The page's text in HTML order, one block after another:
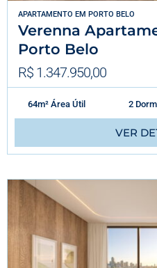
APARTAMENTO EM PORTO BELO
Verenna
Porto Belo
R$ 1.347.950,00
64m² Área Útil 2
VER